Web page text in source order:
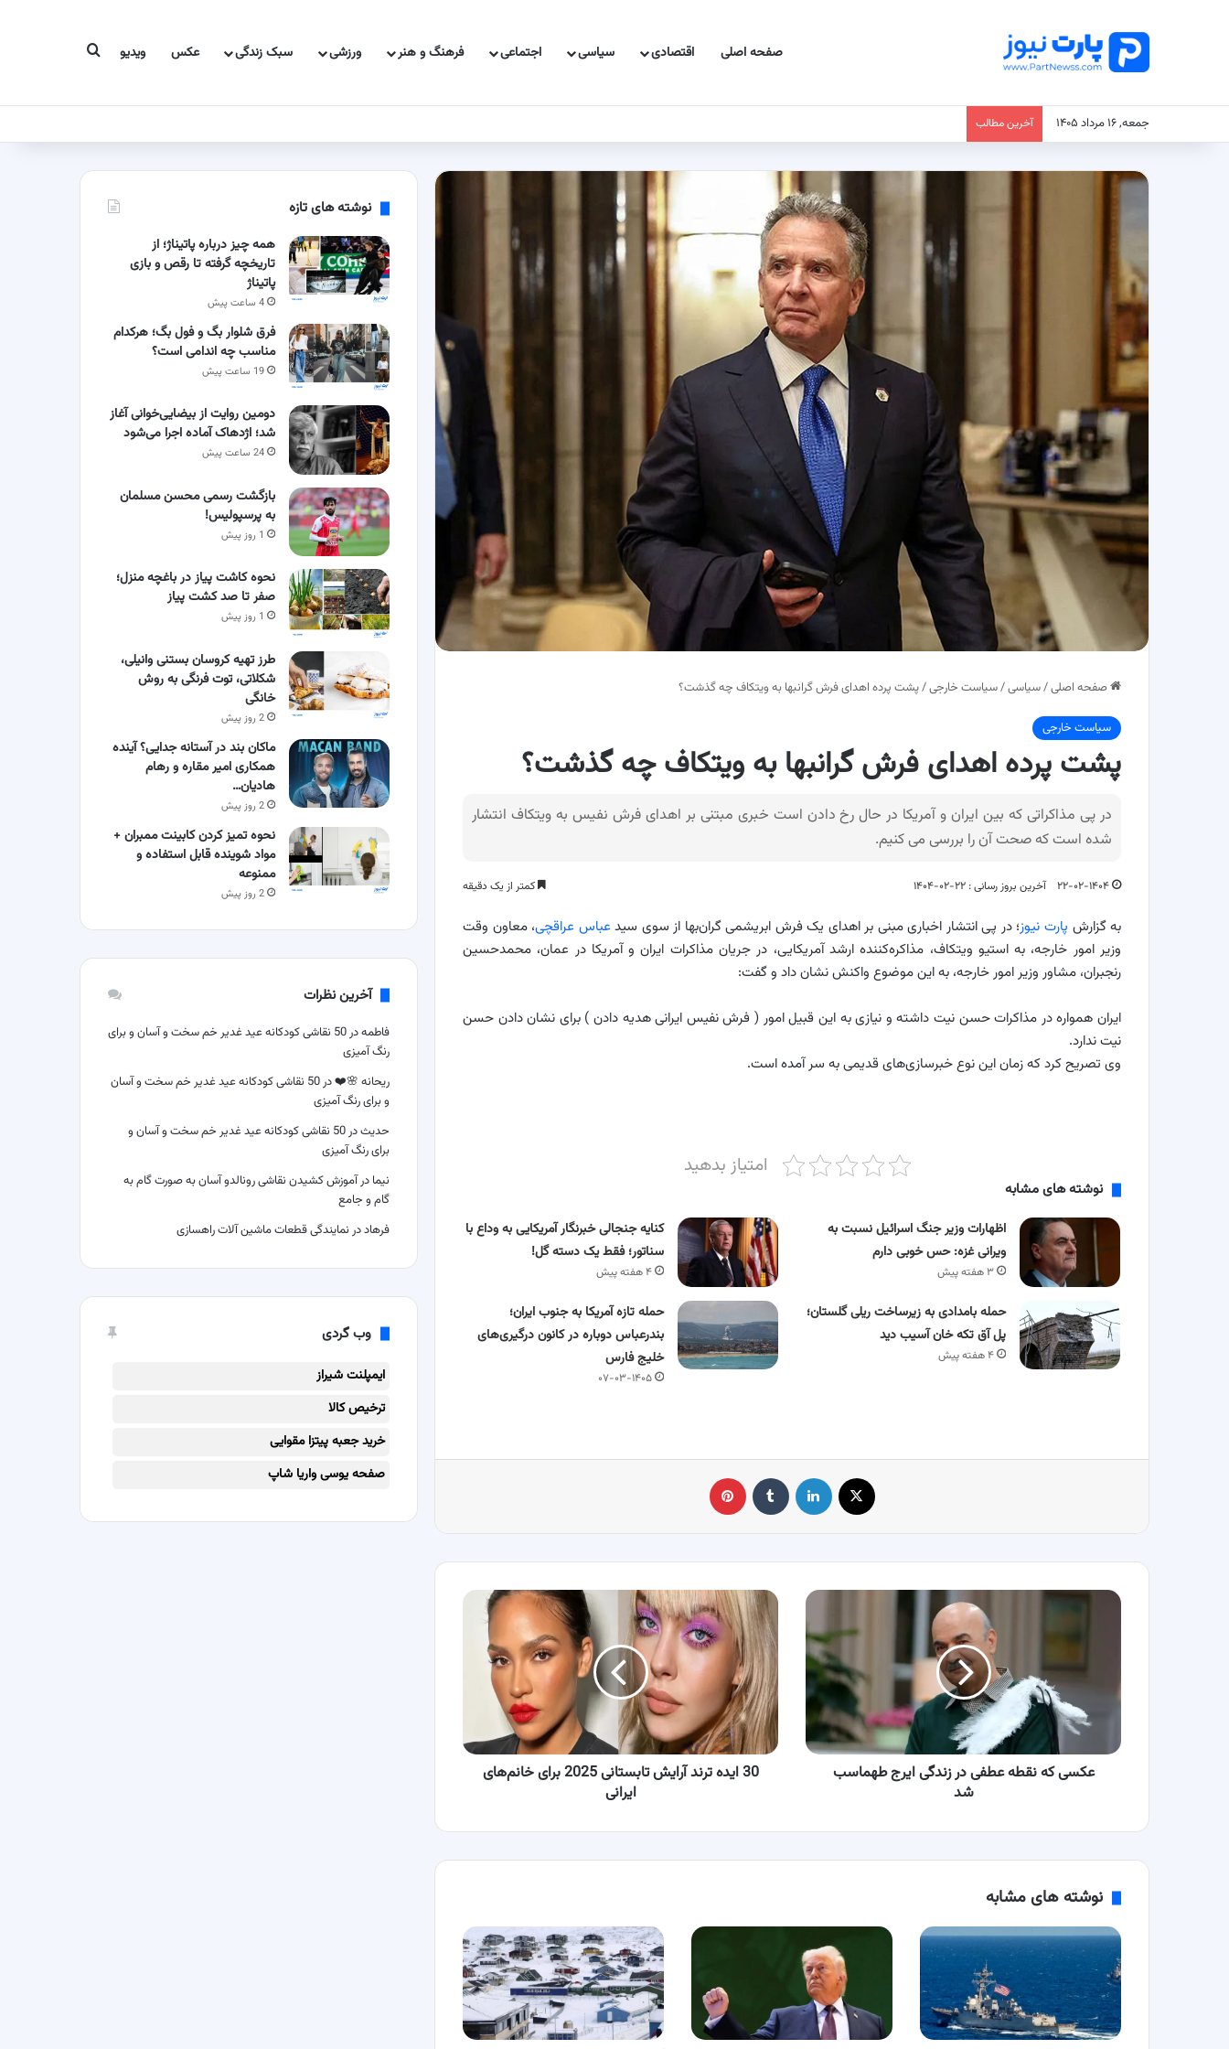
صفحه اصلی اقتصادی سیاسی اجتماعی فرهنگ و هنر ورزشی سبک زندگی عکس ویدیو جستجو برای
جمعه, ۱۶ مرداد ۱۴۰۵ آخرین مطالب
صفحه اصلی/سیاسی/سیاست خارجی/پشت پرده اهدای فرش گرانبها به ویتکاف چه گذشت؟
سیاست خارجی
پشت پرده اهدای فرش گرانبها به ویتکاف چه گذشت؟
در پی مذاکراتی که بین ایران و آمریکا در حال رخ دادن است خبری مبتنی بر اهدای فرش نفیس به ویتکاف انتشار
شده است که صحت آن را بررسی می کنیم.
۲۲-۰۲-۱۴۰۴ آخرین بروز رسانی : ۲۲-۰۲-۱۴۰۴ کمتر از یک دقیقه
به گزارش پارت نیوز؛ در پی انتشار اخباری مبنی بر اهدای یک فرش ابریشمی گران‌بها از سوی سید عباس عراقچی، معاون وقت
وزیر امور خارجه، به استیو ویتکاف، مذاکره‌کننده ارشد آمریکایی، در جریان مذاکرات ایران و آمریکا در عمان، محمدحسین
رنجبران، مشاور وزیر امور خارجه، به این موضوع واکنش نشان داد و گفت:
ایران همواره در مذاکرات حسن نیت داشته و نیازی به این قبیل امور ( فرش نفیس ایرانی هدیه دادن ) برای نشان دادن حسن
نیت ندارد.
وی تصریح کرد که زمان این نوع خبرسازی‌های قدیمی به سر آمده است.
امتیاز بدهید
نوشته های مشابه
اظهارات وزیر جنگ اسرائیل نسبت به
ویرانی غزه: حس خوبی دارم
۳ هفته پیش
کنایه جنجالی خبرنگار آمریکایی به وداع با
سناتور؛ فقط یک دسته گل!
۴ هفته پیش
حمله بامدادی به زیرساخت ریلی گلستان؛
پل آق‌ تکه‌ خان آسیب دید
۴ هفته پیش
حمله تازه آمریکا به جنوب ایران؛
بندرعباس دوباره در کانون درگیری‌های
خلیج فارس
۰۷-۰۳-۱۴۰۵
لینکدین ‫تامبلر
عکسی
زندگی
طهماسب
شد
عکسی که نقطه عطفی در زندگی ایرج طهماسب
شد
30
ایده
ترند
آرایش
تابستانی
2025
برای
خانم‌های
ایرانی
30 ایده ترند آرایش تابستانی 2025 برای خانم‌های
ایرانی
نوشته های مشابه
نوشته های تازه
همه چیز درباره پاتیناژ؛ از
تاریخچه گرفته تا رقص و بازی
پاتیناژ
4 ساعت پیش
فرق شلوار بگ و فول بگ؛ هرکدام
مناسب چه اندامی است؟
19 ساعت پیش
دومین روایت از بیضایی‌خوانی آغاز
شد؛ اژدهاک آماده اجرا می‌شود
24 ساعت پیش
بازگشت رسمی محسن مسلمان
به پرسپولیس!
1 روز پیش
نحوه کاشت پیاز در باغچه منزل؛
صفر تا صد کشت پیاز
1 روز پیش
طرز تهیه کروسان بستنی وانیلی،
شکلاتی، توت فرنگی به روش
خانگی
2 روز پیش
ماکان بند در آستانه جدایی؟ آینده
همکاری امیر مقاره و رهام
هادیان…
2 روز پیش
نحوه تمیز کردن کابینت ممبران +
مواد شوینده قابل استفاده و
ممنوعه
2 روز پیش
آخرین نظرات
فاطمهدر
50 نقاشی کودکانه عید غدیر خم سخت و آسان و برای
رنگ آمیزی
ریحانه 🌸❤️در
50 نقاشی کودکانه عید غدیر خم سخت و آسان
و برای رنگ آمیزی
حدیثدر
50 نقاشی کودکانه عید غدیر خم سخت و آسان و
برای رنگ آمیزی
نیما درآموزش کشیدن نقاشی رونالدو آسان به صورت گام به
گام و جامع
فرهاددر نمایندگی قطعات ماشین آلات راهسازی
وب گردی
ایمپلنت شیراز
ترخیص کالا
خرید جعبه پیتزا مقوایی
صفحه یوسی واریا شاپ